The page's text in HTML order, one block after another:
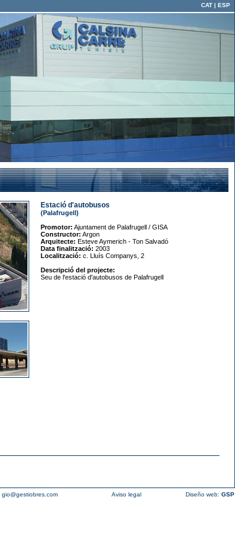
CAT | ESP
Estació d'autobusos
(Palafrugell)
Promotor: Ajuntament de Palafrugell / GISA
Constructor: Argon
Arquitecte: Esteve Aymerich - Ton Salvadó
Data finalització: 2003
Localització: c. Lluís Companys, 2
Descripció del projecte:
Seu de l'estació d'autobusos de Palafrugell
gio@gestiobres.com Aviso legal Diseño web: GSP